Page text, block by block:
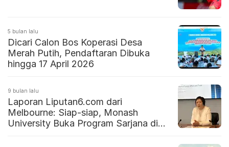
5 bulan lalu
Dicari Calon Bos Koperasi Desa
Merah Putih, Pendaftaran Dibuka
hingga 17 April 2026
9 bulan lalu
Laporan Liputan6.com dari
Melbourne: Siap-siap, Monash
University Buka Program Sarjana di